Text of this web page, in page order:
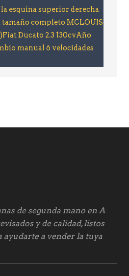
la esquina superior derecha
tamaño completo MCLOUIS
Ducato 2.3 130cvAño
manual 6 velocidades
de segunda mano en A
y de calidad, listos
ayudarte a vender la tuya